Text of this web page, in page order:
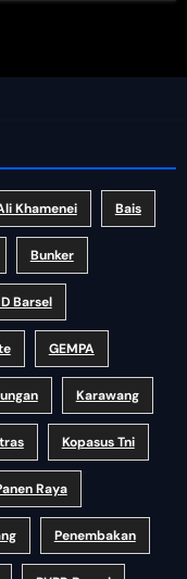
Khamenei Bais
Bunker
Barsel
GEMPA
Karawang
Kopasus Tni
Raya
Penembakan